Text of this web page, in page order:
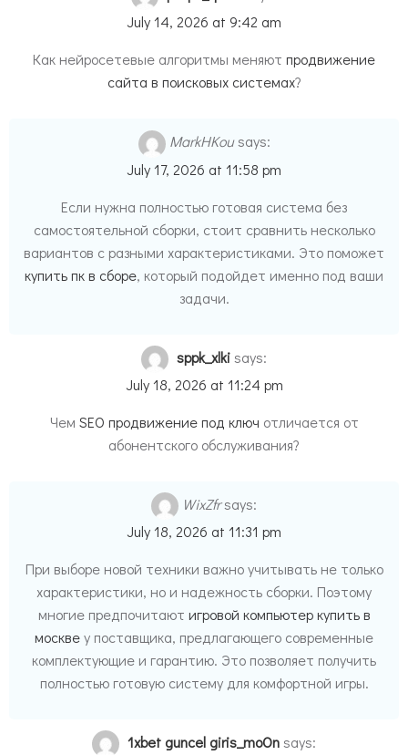
July 14, 2026 at 9:42 am
Как нейросетевые алгоритмы меняют продвижение
сайта в поисковых системах?
MarkHKou says:
July 17, 2026 at 11:58 pm
Если нужна полностью готовая система без
самостоятельной сборки, стоит сравнить несколько
вариантов с разными характеристиками. Это поможет
купить пк в сборе, который подойдет именно под ваши
задачи.
sppk_xlkisays:
July 18, 2026 at 11:24 pm
Чем SEO продвижение под ключ отличается от
абонентского обслуживания?
WixZfrsays:
July 18, 2026 at 11:31 pm
При выборе новой техники важно учитывать не только
характеристики, но и надежность сборки. Поэтому
многие предпочитают игровой компьютер купить в
москвеу поставщика, предлагающего современные
комплектующие и гарантию. Это позволяет получить
полностью готовую систему для комфортной игры.
1xbet guncel giris_moOnsays: